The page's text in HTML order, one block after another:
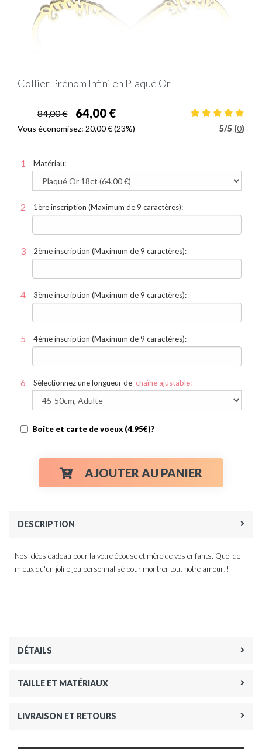
Collier Prénom Infini en Plaqué Or
84,00 € 64,00 €
Vous économisez: 20,00 €(23%) 5/5 (0)
Matériau:
1ère inscription (Maximum de 9 caractères):
2ème inscription (Maximum de 9 caractères):
3ème inscription (Maximum de 9 caractères):
4ème inscription (Maximum de 9 caractères):
Sélectionnez une longueur de chaîne ajustable:
Boîte et carte de voeux (4.95€)?
AJOUTER AU PANIER
DESCRIPTION
Nos idées cadeau pour la votre épouse et mère de vos enfants. Quoi de
mieux qu'un joli bijou personnalisé pour montrer tout notre amour!!
DÉTAILS
TAILLE ET MATÉRIAUX
LIVRAISON ET RETOURS